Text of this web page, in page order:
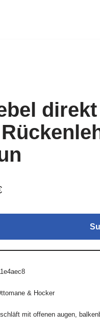
& Hocker
mit offenen augen,